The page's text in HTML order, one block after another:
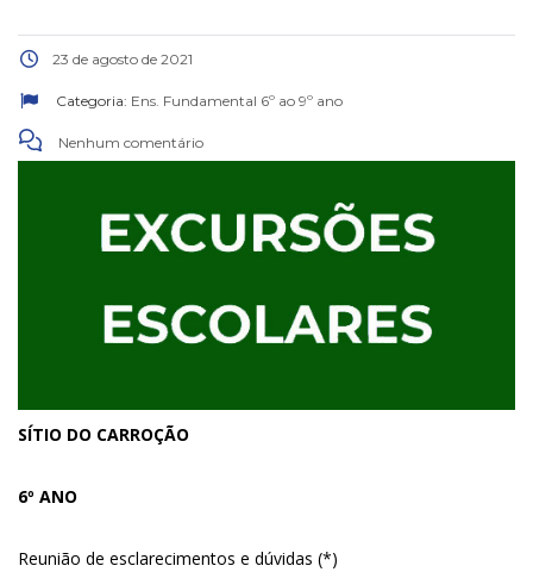
23 de agosto de 2021
Categoria: Ens. Fundamental 6º ao 9º ano
Nenhum comentário
SÍTIO DO CARROÇÃO
6º ANO
Reunião de esclarecimentos e dúvidas (*)